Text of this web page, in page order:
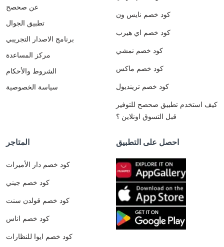
عن صحصح
تطبيق الجوال
برنامج الاصدار التجريبي
مركز المساعدة
الشروط والأحكام
سياسة الخصوصية
كود خصم نايس ون
كود خصم اي هيرب
كود خصم نمشي
كود خصم ماكس
كود خصم ترينديول
كيف استخدم تطبيق صحصح للتوفير
قبل التسوق اونلاين ؟
المتاجر
كود خصم دار الأميرات
كود خصم جيني
كود خصم قولدن سنت
كود خصم اناس
كود خصم ايوا للنظارات
احصل على التطبيق